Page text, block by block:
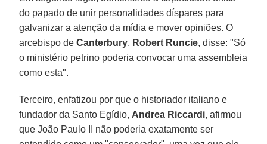
do papado de unir personalidades díspares para
galvanizar a atenção da mídia e mover opiniões. O
arcebispo deCanterbury, Robert Runcie, disse: "Só
o ministério petrino poderia convocar uma assembleia
como esta".
Terceiro, enfatizou por que o historiador italiano e
fundador da Santo Egídio, Andrea Riccardi, afirmou
que João Paulo II não poderia exatamente ser